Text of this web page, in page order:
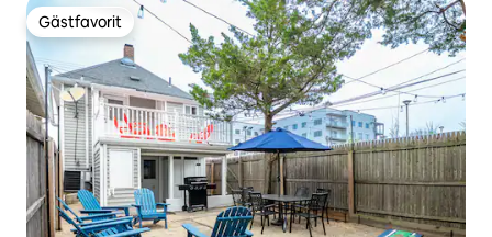
Gästfavorit
Gästfavorit